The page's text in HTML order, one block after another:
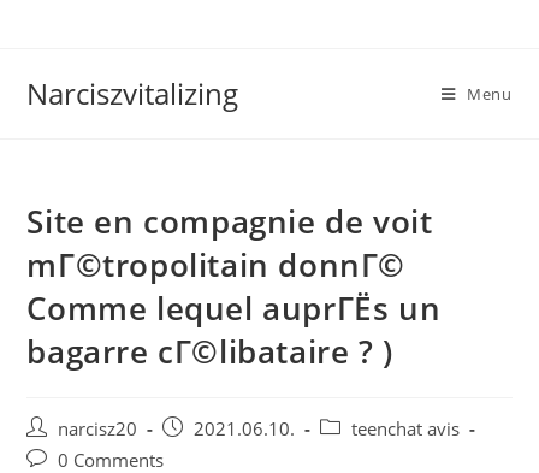
Narciszvitalizing Menu
Site en compagnie de voit
mГ©tropolitain donnГ©
Comme lequel auprГЁs un
bagarre cГ©libataire ? )
Post
author:
narcisz20
Post
published:
2021.06.10.
Postteenchat avis
Post0 Comments